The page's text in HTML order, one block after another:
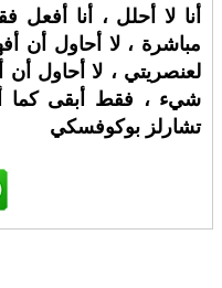
أنا لا أحلل ، أنا أفعل
مباشرة ، لا أحاول أن
لعنصريتي ، لا أحاول
شيء ، فقط أبقى كما
تشارلز بوكوفسكي